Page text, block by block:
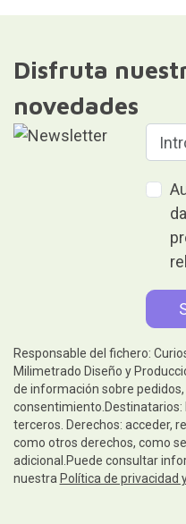
Disfruta
novedades
Responsable del fichero:
Milimetrado Diseño y
de información sobre
consentimiento.Destinatarios:
terceros. Derechos: acceder,
como otros derechos, como
adicional.Puede consultar
nuestra Política de privacidad